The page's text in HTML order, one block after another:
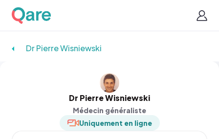
Dr Pierre Wisniewski
Dr Pierre Wisniewski
Médecin généraliste
Uniquement en ligne